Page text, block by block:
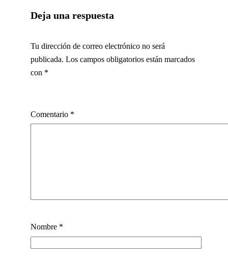
Deja una respuesta
Tu dirección de correo electrónico no será
publicada. Los campos obligatorios están marcados
con *
Comentario *
Nombre *